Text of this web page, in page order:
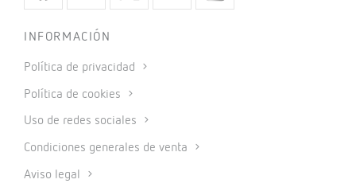
INFORMACIÓN
Política de privacidad
Política de cookies
Uso de redes sociales
Condiciones generales de venta
Aviso legal